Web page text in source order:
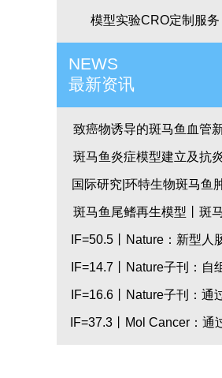
模型实验CRO定制服务
NEWS
最新资讯
致癌物诱导的斑马鱼血管新
模型
斑马鱼炎症模型建立及抗炎
物开发_国际研究
国际研究|环特生物斑马鱼
模型研究-斑马鱼小儿肿瘤
斑马鱼尾鳍再生模型丨斑马
技术应用丨国际研究
IF=50.5丨Nature：新型人
类器官模型助力炎症性疾病
IF=14.7丨Nature子刊：自
人类心脏类器官用于心脏发
IF=16.6丨Nature子刊：通
马鱼及比较转录组学研究，
IF=37.3丨Mol Cancer：通